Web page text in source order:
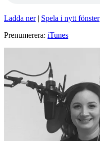
Ladda ner| Spela i nytt fönster
Prenumerera: iTunes